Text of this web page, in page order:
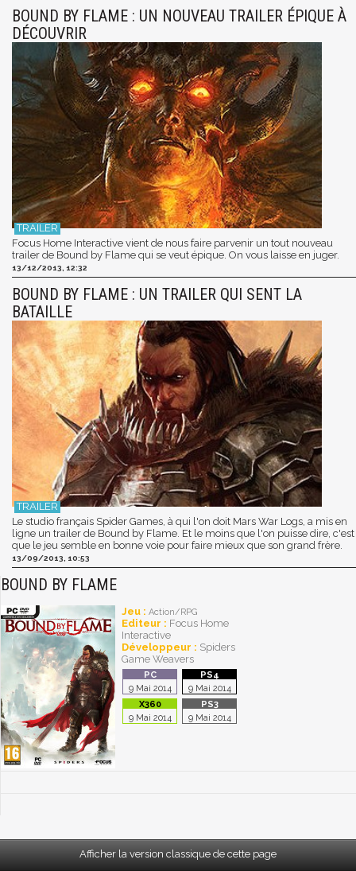
BOUND BY FLAME : UN NOUVEAU TRAILER ÉPIQUE À
DÉCOUVRIR
Focus Home Interactive vient de nous faire parvenir un tout nouveau
trailer de Bound by Flame qui se veut épique. On vous laisse en juger.
13/12/2013, 12:32
BOUND BY FLAME : UN TRAILER QUI SENT LA
BATAILLE
Le studio français Spider Games, à qui l'on doit Mars War Logs, a mis en
ligne un trailer de Bound by Flame. Et le moins que l'on puisse dire, c'est
que le jeu semble en bonne voie pour faire mieux que son grand frère.
13/09/2013, 10:53
BOUND BY FLAME
Jeu : Action/RPG
Editeur : Focus Home
Interactive
Développeur : Spiders
Game Weavers
9 Mai 2014 9 Mai 2014
9 Mai 2014 9 Mai 2014
Afficher la version classique de cette page